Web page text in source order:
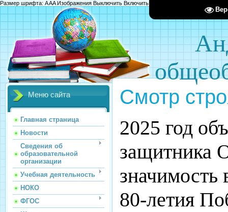
Размер шрифта: AAAИзображения Выключить Включить
Меню сайта
Главная страница
Новости
Сведения об
образовательной
организации
Учебная деятельность
НОКО
ФГОС
Смотр
2025 год
защитника
значимость
80-летия